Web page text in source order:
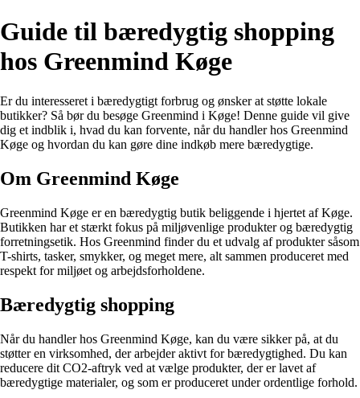
Guide til bæredygtig shopping
hos Greenmind Køge
Er du interesseret i bæredygtigt forbrug og ønsker at støtte lokale
butikker? Så bør du besøge Greenmind i Køge! Denne guide vil give
dig et indblik i, hvad du kan forvente, når du handler hos Greenmind
Køge og hvordan du kan gøre dine indkøb mere bæredygtige.
Om Greenmind Køge
Greenmind Køge er en bæredygtig butik beliggende i hjertet af Køge.
Butikken har et stærkt fokus på miljøvenlige produkter og bæredygtig
forretningsetik. Hos Greenmind finder du et udvalg af produkter såsom
T-shirts, tasker, smykker, og meget mere, alt sammen produceret med
respekt for miljøet og arbejdsforholdene.
Bæredygtig shopping
Når du handler hos Greenmind Køge, kan du være sikker på, at du
støtter en virksomhed, der arbejder aktivt for bæredygtighed. Du kan
reducere dit CO2-aftryk ved at vælge produkter, der er lavet af
bæredygtige materialer, og som er produceret under ordentlige forhold.